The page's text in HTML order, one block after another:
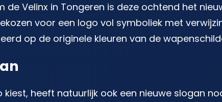
de Velinx in Tongeren is deze ochtend het
voor een logo vol symboliek met
op de originele kleuren van de
kiest, heeft natuurlijk ook een nieuwe slogan